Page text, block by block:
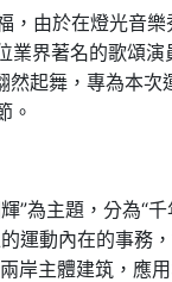
由於在燈光音
界著名的歌頌
然起舞，專為本
。
”為主題，分為“
運動內在的事務
岸主體建筑，應